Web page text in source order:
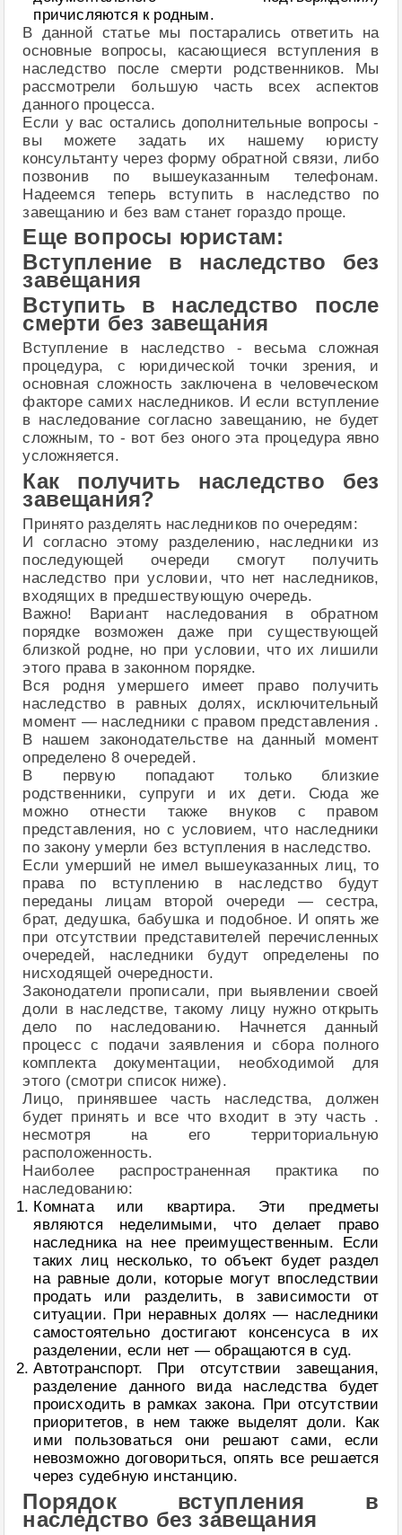
причисляются к родным.
В данной статье мы постарались ответить на
основные вопросы, касающиеся вступления в
наследство после смерти родственников. Мы
рассмотрели большую часть всех аспектов
данного процесса.
Если у вас остались дополнительные вопросы -
вы можете задать их нашему юристу
консультанту через форму обратной связи, либо
позвонив по вышеуказанным телефонам.
Надеемся теперь вступить в наследство по
завещанию и без вам станет гораздо проще.
Еще вопросы юристам:
Вступление в наследство без
завещания
Вступить в наследство после
смерти без завещания
Вступление в наследство - весьма сложная
процедура, с юридической точки зрения, и
основная сложность заключена в человеческом
факторе самих наследников. И если вступление
в наследование согласно завещанию, не будет
сложным, то - вот без оного эта процедура явно
усложняется.
Как получить наследство без
завещания?
Принято разделять наследников по очередям:
И согласно этому разделению, наследники из
последующей очереди смогут получить
наследство при условии, что нет наследников,
входящих в предшествующую очередь.
Важно! Вариант наследования в обратном
порядке возможен даже при существующей
близкой родне, но при условии, что их лишили
этого права в законном порядке.
Вся родня умершего имеет право получить
наследство в равных долях, исключительный
момент — наследники с правом представления .
В нашем законодательстве на данный момент
определено 8 очередей.
В первую попадают только близкие
родственники, супруги и их дети. Сюда же
можно отнести также внуков с правом
представления, но с условием, что наследники
по закону умерли без вступления в наследство.
Если умерший не имел вышеуказанных лиц, то
права по вступлению в наследство будут
переданы лицам второй очереди — сестра,
брат, дедушка, бабушка и подобное. И опять же
при отсутствии представителей перечисленных
очередей, наследники будут определены по
нисходящей очередности.
Законодатели прописали, при выявлении своей
доли в наследстве, такому лицу нужно открыть
дело по наследованию. Начнется данный
процесс с подачи заявления и сбора полного
комплекта документации, необходимой для
этого (смотри список ниже).
Лицо, принявшее часть наследства, должен
будет принять и все что входит в эту часть .
несмотря на его территориальную
расположенность.
Наиболее распространенная практика по
наследованию:
Комната или квартира. Эти предметы
являются неделимыми, что делает право
наследника на нее преимущественным. Если
таких лиц несколько, то объект будет раздел
на равные доли, которые могут впоследствии
продать или разделить, в зависимости от
ситуации. При неравных долях — наследники
самостоятельно достигают консенсуса в их
разделении, если нет — обращаются в суд.
Автотранспорт. При отсутствии завещания,
разделение данного вида наследства будет
происходить в рамках закона. При отсутствии
приоритетов, в нем также выделят доли. Как
ими пользоваться они решают сами, если
невозможно договориться, опять все решается
через судебную инстанцию.
Порядок вступления в
наследство без завещания